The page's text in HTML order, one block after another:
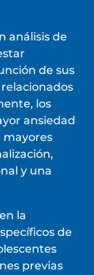
análisis de
de sus
los
ansiedad
mayores
y una
la
de
previas